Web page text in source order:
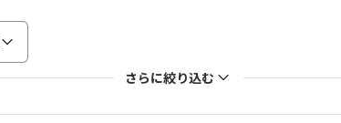
さらに絞り込む